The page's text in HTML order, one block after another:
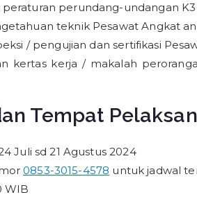
perundang-undangan K3
teknik Pesawat Angkat
/ pengujian dan sertifikasi
kertas kerja / makalah
Tempat
Juli sd 21 Agustus 2024
0853-3015-4578 untuk jadwal
WIB